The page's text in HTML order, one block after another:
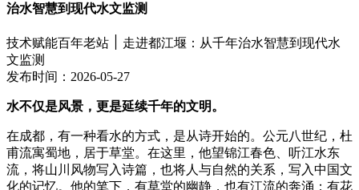
治水智慧到现代水文监测
技术赋能百年老站 ׀ 走进都江堰：从千年治水智慧到现代水
文监测
发布时间：2026-05-27
水不仅是风景，更是延续千年的文明。
在成都，有一种看水的方式，是从诗开始的。 公元八世纪，杜
甫流寓蜀地，居于草堂。在这里，他望锦江春色、听江水东
流，将山川风物写入诗篇，也将人与自然的关系，写入中国文
化的记忆。 他的笔下，有草堂的幽静，也有江流的奔涌； 有花